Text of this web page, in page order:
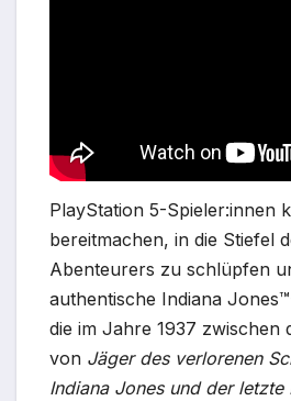
PlayStation 5-Spieler:innen
bereitmachen, in die Stiefel
Abenteurers zu schlüpfen
authentische Indiana
die im Jahre 1937 zwischen
von Jäger des verlorenen
Indiana Jones und der letzte